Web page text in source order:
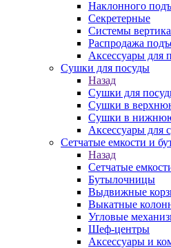
Наклонного
Секретерные
Системы
Распродажа
Аксессуары для
Сушки для посуды
Назад
Сушки для
Сушки в
Сушки в нижнюю
Аксессуары для
Сетчатые емкости и
Назад
Сетчатые
Бутылочницы
Выдвижные
Выкатные
Угловые
Шеф-центры
Аксессуары и